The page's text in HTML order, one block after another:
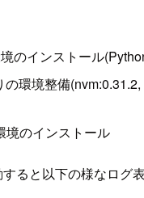
のインストール
の環境整備
境のインストール
ると以下の様なログ